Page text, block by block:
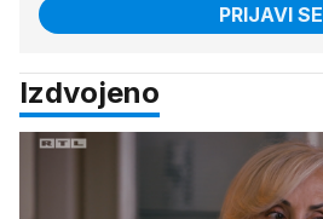
PRIJAVI SE
Izdvojeno